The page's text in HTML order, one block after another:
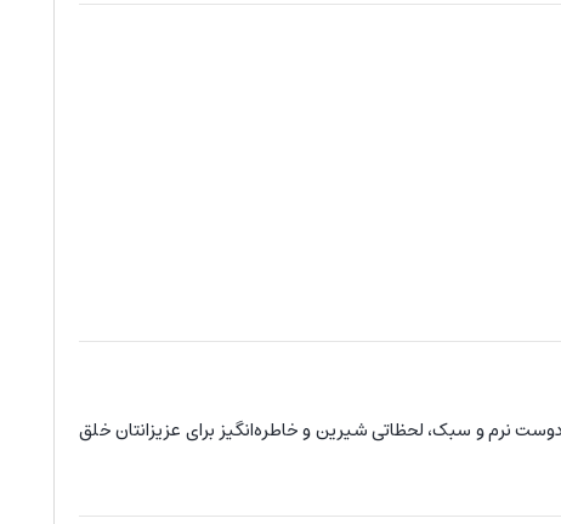
نرم و سبک، لحظاتی شیرین و خاطره‌انگیز برای عزیزانتان خلق